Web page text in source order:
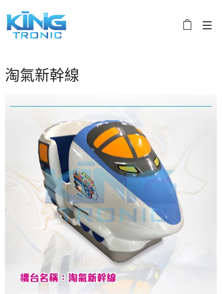
淘氣新幹線